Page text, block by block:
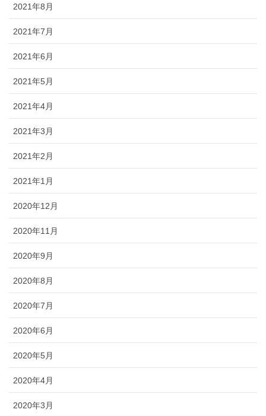
2021年8月
2021年7月
2021年6月
2021年5月
2021年4月
2021年3月
2021年2月
2021年1月
2020年12月
2020年11月
2020年9月
2020年8月
2020年7月
2020年6月
2020年5月
2020年4月
2020年3月